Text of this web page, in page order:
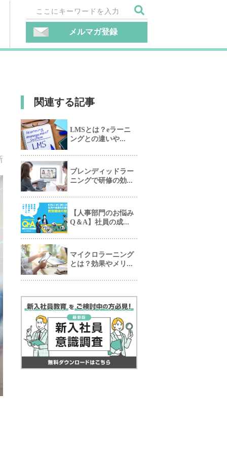
メルマガ登録
関連する記事
LMSとは？eラーニ
ングとの違いや...
ブレンディッドラー
ニングで研修の効...
【人事部門のお悩み
Q＆A】社員の成...
マイクロラーニング
とは？効果やメリ...